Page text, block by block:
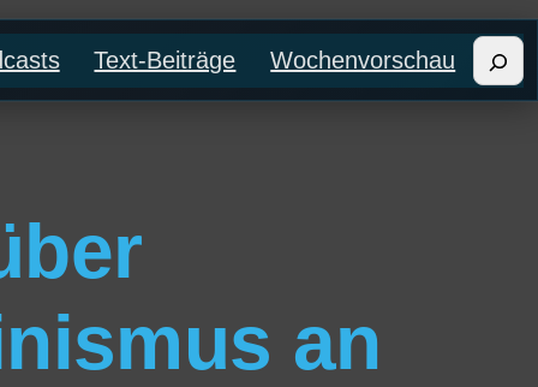
Text-Beiträge Wochenvorschau
an